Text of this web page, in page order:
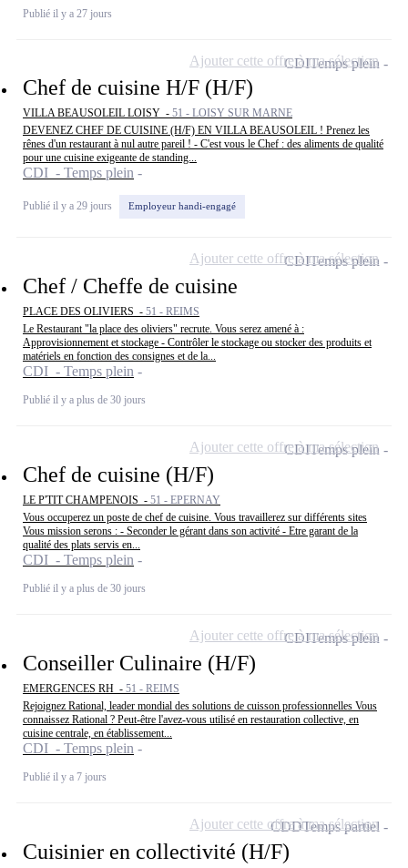
Publié il y a 27 jours
Chef de cuisine H/F (H/F)
VILLA BEAUSOLEIL LOISY - 51 - LOISY SUR MARNE
DEVENEZ CHEF DE CUISINE (H/F) EN VILLA BEAUSOLEIL ! Prenez les
rênes d'un restaurant à nul autre pareil ! - C'est vous le Chef : des aliments de qualité
pour une cuisine exigeante de standing...
CDI - Temps plein
Publié il y a 29 jours Employeur handi-engagé
CDITemps plein
Ajouter cette offre à ma sélection
Chef / Cheffe de cuisine
PLACE DES OLIVIERS - 51 - REIMS
Le Restaurant "la place des oliviers" recrute. Vous serez amené à :
Approvisionnement et stockage - Contrôler le stockage ou stocker des produits et
matériels en fonction des consignes et de la...
CDI - Temps plein
Publié il y a plus de 30 jours
CDITemps plein
Ajouter cette offre à ma sélection
Chef de cuisine (H/F)
LE P'TIT CHAMPENOIS - 51 - EPERNAY
Vous occuperez un poste de chef de cuisine. Vous travaillerez sur différents sites
Vous mission serons : - Seconder le gérant dans son activité - Etre garant de la
qualité des plats servis en...
CDI - Temps plein
Publié il y a plus de 30 jours
CDITemps plein
Ajouter cette offre à ma sélection
Conseiller Culinaire (H/F)
EMERGENCES RH - 51 - REIMS
Rejoignez Rational, leader mondial des solutions de cuisson professionnelles Vous
connaissez Rational ? Peut-être l'avez-vous utilisé en restauration collective, en
cuisine centrale, en établissement...
CDI - Temps plein
Publié il y a 7 jours
CDITemps plein
Ajouter cette offre à ma sélection
Cuisinier en collectivité (H/F)
CDDTemps partiel
Ajouter cette offre à ma sélection